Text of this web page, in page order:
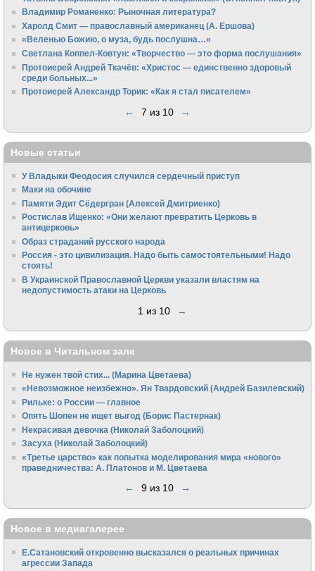
Владимир Романенко: Рыночная литература?
Харолд Смит — православный американец (А. Ершова)
«Веленью Божию, о муза, будь послушна…»
Светлана Коппел-Ковтун: «Творчество — это форма послушания»
Протоиерей Андрей Ткачёв: «Христос — единственно здоровый
среди больных...»
Протоиерей Александр Торик: «Как я стал писателем»
← 7 из 10 →
Новые статьи
У Владыки Феодосия случился сердечный приступ
Маки на обочине
Памяти Эдит Сёдергран (Алексей Дмитриенко)
Ростислав Ищенко: «Они желают превратить Церковь в
антицерковь»
Образ страданий русского народа
Россия - это цивилизация. Надо быть самостоятельными! Надо
стоять!
В Украинской Православной Церкви указали властям на
недопустимость атаки на Церковь
1 из 10 →
Новое в Читальном зале
Не нужен твой стих... (Марина Цветаева)
«Невозможное неизбежно». Ян Твардовский (Андрей Базилевский)
Рильке: о России — главное
Опять Шопен не ищет выгод (Борис Пастернак)
Некрасивая девочка (Николай Заболоцкий)
Засуха (Николай Заболоцкий)
«Третье царство» как попытка моделирования мира «нового»
праведничества: А. Платонов и М. Цветаева
← 9 из 10 →
Новое в медиагалерее
Е.Сатановский откровенно высказался о реальных причинах
агрессии Запада